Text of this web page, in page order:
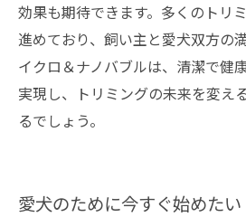
効果も期待できます。多くのトリ
進めており、飼い主と愛犬双方の
イクロ＆ナノバブルは、清潔で健
実現し、トリミングの未来を変え
るでしょう。
愛犬のために今すぐ始めた